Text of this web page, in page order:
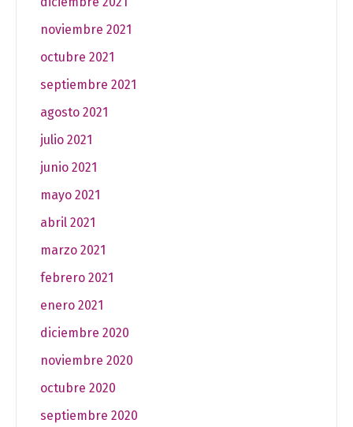
noviembre 2021
octubre 2021
septiembre 2021
agosto 2021
julio 2021
junio 2021
mayo 2021
abril 2021
marzo 2021
febrero 2021
enero 2021
diciembre 2020
noviembre 2020
octubre 2020
septiembre 2020